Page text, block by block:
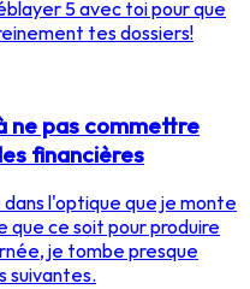
5 avec toi pour que
tes dossiers!
ne pas commettre
financières
l'optique que je monte
que ce soit pour produire
je tombe presque
suivantes.